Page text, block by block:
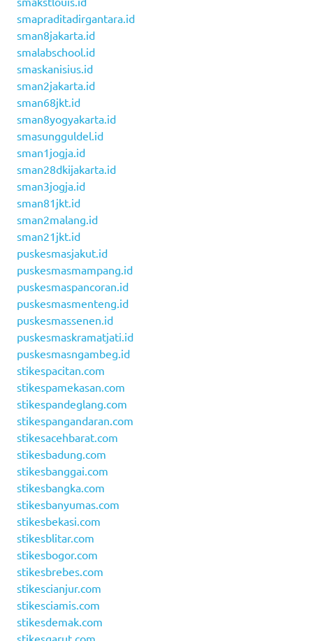
smapraditadirgantara.id
sman8jakarta.id
smalabschool.id
smaskanisius.id
sman2jakarta.id
sman68jkt.id
sman8yogyakarta.id
smasungguldel.id
sman1jogja.id
sman28dkijakarta.id
sman3jogja.id
sman81jkt.id
sman2malang.id
sman21jkt.id
puskesmasjakut.id
puskesmasmampang.id
puskesmaspancoran.id
puskesmasmenteng.id
puskesmassenen.id
puskesmaskramatjati.id
puskesmasngambeg.id
stikespacitan.com
stikespamekasan.com
stikespandeglang.com
stikespangandaran.com
stikesacehbarat.com
stikesbadung.com
stikesbanggai.com
stikesbangka.com
stikesbanyumas.com
stikesbekasi.com
stikesblitar.com
stikesbogor.com
stikesbrebes.com
stikescianjur.com
stikesciamis.com
stikesdemak.com